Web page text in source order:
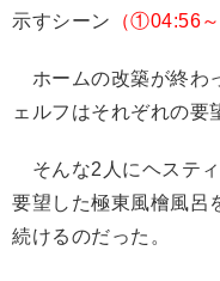
示すシーン （①04:56～
ホームの改築が終わ
ェルフはそれぞれの要
そんな2人にヘステ
要望した極東風檜風呂
続けるのだった。